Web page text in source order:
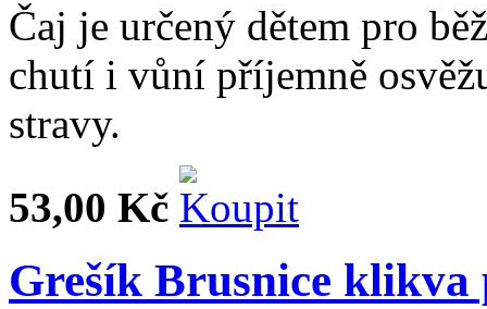
Čaj je určený dětem pro
chutí i vůní příjemně
stravy.
53,00 Kč
Grešík Brusnice klikva